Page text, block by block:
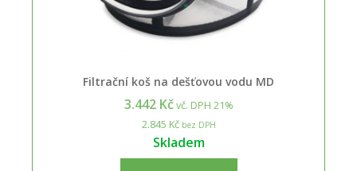
Filtrační koš na dešťovou vodu MD
3.442 Kčvč. DPH 21%
2.845 Kčbez DPH
Skladem